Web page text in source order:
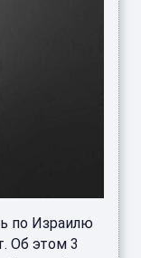
по Израилю
Об этом 3